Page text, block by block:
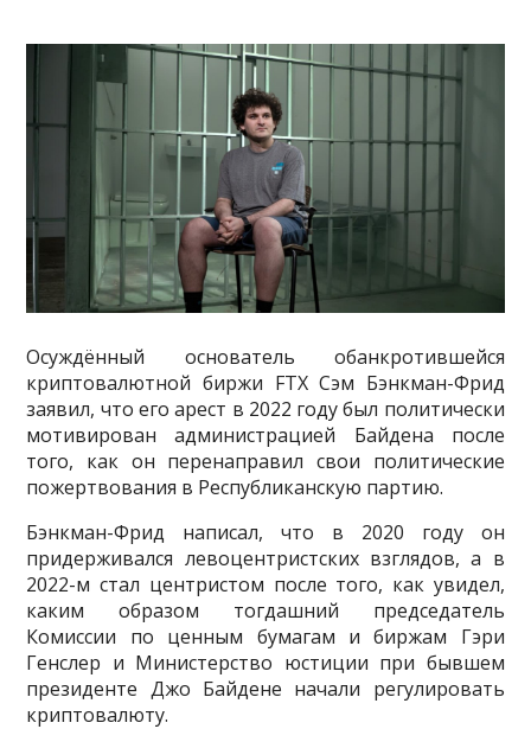
Осуждённый основатель обанкротившейся
криптовалютной биржи FTX Сэм Бэнкман-Фрид
заявил, что его арест в 2022 году был политически
мотивирован администрацией Байдена после
того, как он перенаправил свои политические
пожертвования в Республиканскую партию.
Бэнкман-Фрид написал, что в 2020 году он
придерживался левоцентристских взглядов, а в
2022-м стал центристом после того, как увидел,
каким образом тогдашний председатель
Комиссии по ценным бумагам и биржам Гэри
Генслер и Министерство юстиции при бывшем
президенте Джо Байдене начали регулировать
криптовалюту.